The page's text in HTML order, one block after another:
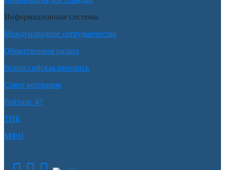
Информационные системы
Международное сотрудничество
Общественная палата
Всероссийская перепись
Совет ветеранов
Рейтинг 47
ТИК
МФЦ